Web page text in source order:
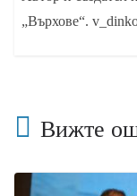
„Върхове“.
Вижте